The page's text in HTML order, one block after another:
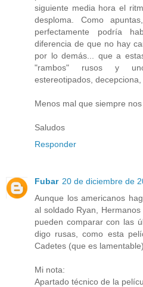
siguiente media hora el
desploma. Como
perfectamente podría
diferencia de que no hay
por lo demás... que a
"rambos" rusos y
estereotipados, decepciona,
Menos mal que siempre
Saludos
Responder
Fubar 20 de diciembre de
Aunque los americanos
al soldado Ryan,
pueden comparar con las
digo rusas, como esta
Cadetes (que es lamentable).
Mi nota:
Apartado técnico de la